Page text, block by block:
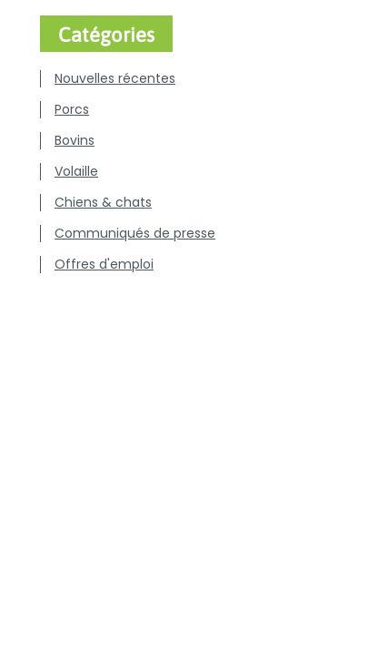
Catégories
Nouvelles récentes
Porcs
Bovins
Volaille
Chiens & chats
Communiqués de presse
Offres d'emploi